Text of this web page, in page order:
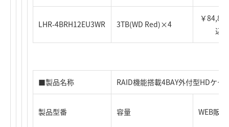
LHR-4BRH12EU3WR 3TB(WD Red)×4
￥
込)
■製品名称 RAID機能搭載4BAY外付型HDケー
製品型番 容量 WEB販